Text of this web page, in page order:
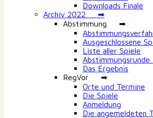
Downloads Finale
Archiv 2022 ➡
Abstimmung ➡
Ausgeschlossene
Liste aller Spiele
Abstimmungsrunde
Das Ergebnis
RegVor ➡
Orte und Termine
Die Spiele
Anmeldung
Die angemeldeten